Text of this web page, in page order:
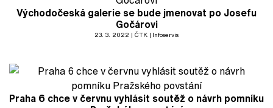
Východočeská galerie se bude jmenovat po Josefu
Gočárovi
23. 3. 2022 ČTK Infoservis
Praha 6 chce v červnu vyhlásit soutěž o návrh pomníku